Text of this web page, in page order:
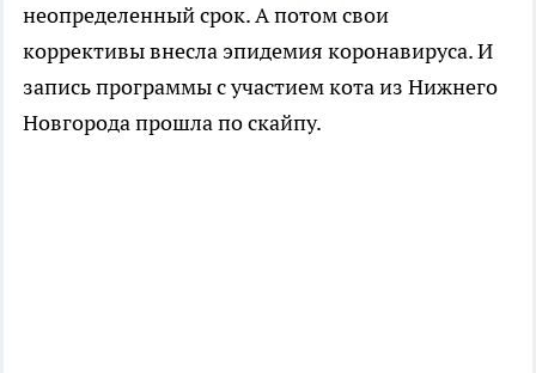
неопределенный срок. А потом свои
коррективы внесла эпидемия коронавируса. И
запись программы с участием кота из Нижнего
Новгорода прошла по скайпу.